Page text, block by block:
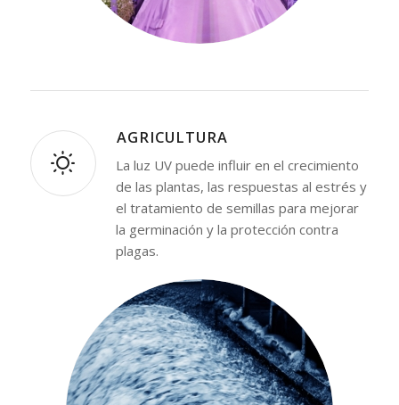
⁠AGRICULTURA
La luz UV puede influir en el crecimiento
de las plantas, las respuestas al estrés y
el tratamiento de semillas para mejorar
la germinación y la protección contra
plagas.